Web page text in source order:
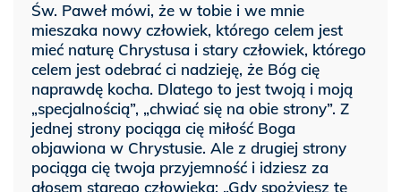
Św. Paweł mówi, że w tobie i we mnie
mieszaka nowy człowiek, którego celem jest
mieć naturę Chrystusa i stary człowiek, którego
celem jest odebrać ci nadzieję, że Bóg cię
naprawdę kocha. Dlatego to jest twoją i moją
„specjalnością”, „chwiać się na obie strony”. Z
jednej strony pociąga cię miłość Boga
objawiona w Chrystusie. Ale z drugiej strony
pociąga cię twoja przyjemność i idziesz za
głosem starego człowieka: „Gdy spożyjesz tę